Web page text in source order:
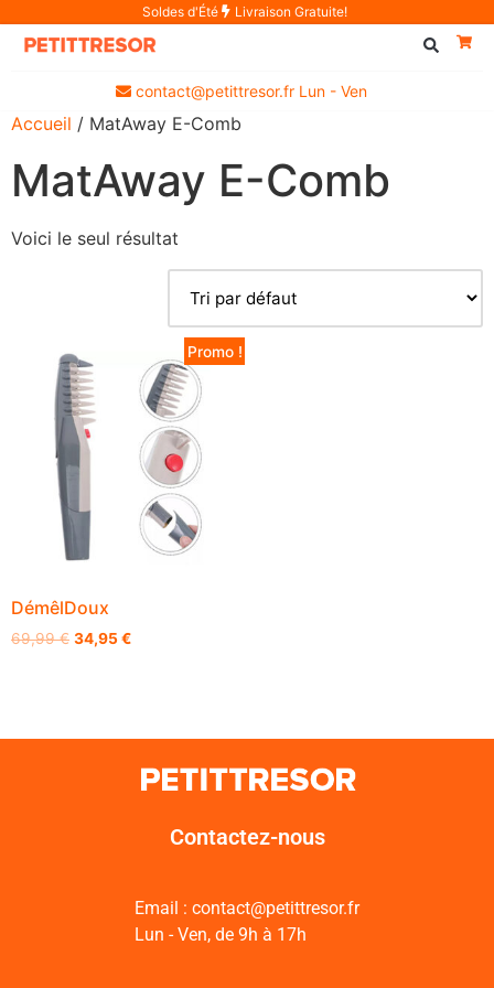
Soldes d'Été Livraison Gratuite!
contact@petittresor.fr Lun - Ven
Accueil / MatAway E-Comb
MatAway E-Comb
Voici le seul résultat
Promo !
DémêlDoux
69,99€ 34,95€
Contactez-nous
Email : contact@petittresor.fr
Lun - Ven, de 9h à 17h